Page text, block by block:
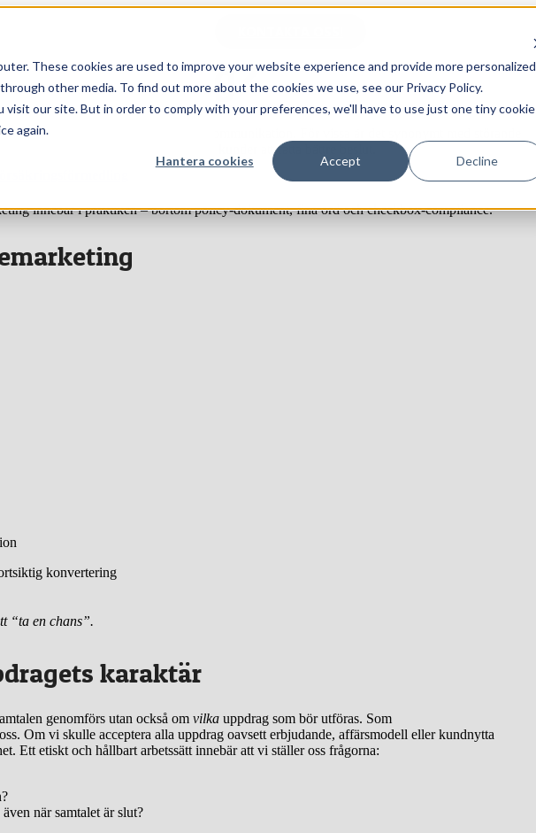
These cookies are used to improve your website experience and provide more personalized
other media. To find out more about the cookies we use, see our Privacy Policy.
our site. But in order to comply with your preferences, we'll have to use just one tiny cookie
again.
Hantera cookies Accept Decline
inom försäljning och kundkommunikation. För vissa är det synonymt med störande
lösa problem och faktiskt hjälpa kunder att fatta bättre beslut.
innebär i praktiken – bortom policy-dokument, fina ord och checkbox-compliance.
konvertering
“ta en chans”.
karaktär
genomförs utan också om vilka uppdrag som bör utföras. Som
Om vi skulle acceptera alla uppdrag oavsett erbjudande, affärsmodell eller kundnytta
Ett etiskt och hållbart arbetssätt innebär att vi ställer oss frågorna:
när samtalet är slut?